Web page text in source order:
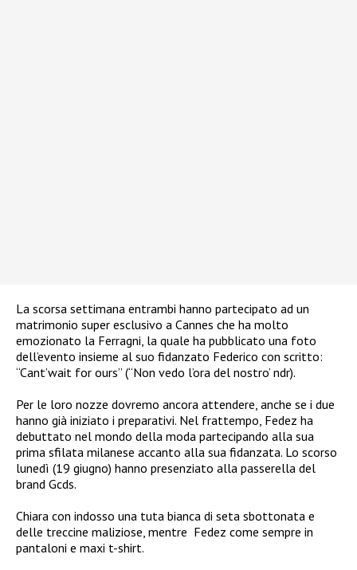
La scorsa settimana entrambi hanno partecipato ad un
matrimonio super esclusivo a Cannes che ha molto
emozionato la Ferragni, la quale ha pubblicato una foto
dell’evento insieme al suo fidanzato Federico con scritto:
“Cant’wait for ours” (“Non vedo l’ora del nostro’ ndr).
Per le loro nozze dovremo ancora attendere, anche se i due
hanno già iniziato i preparativi. Nel frattempo, Fedez ha
debuttato nel mondo della moda partecipando alla sua
prima sfilata milanese accanto alla sua fidanzata. Lo scorso
lunedì (19 giugno) hanno presenziato alla passerella del
brand Gcds.
Chiara con indosso una tuta bianca di seta sbottonata e
delle treccine maliziose, mentre Fedez come sempre in
pantaloni e maxi t-shirt.